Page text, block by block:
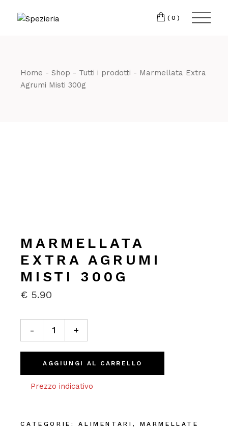
(0)
Home Shop Tutti i prodotti
Marmellata Extra
Agrumi Misti 300g
MARMELLATA
EXTRA AGRUMI
MISTI 300G
€ 5.90
Marmellata Extra Agrumi Misti 300g quantity
- +
AGGIUNGI AL CARRELLO
Prezzo indicativo
CATEGORIE: ALIMENTARI , MARMELLATE
Telefono